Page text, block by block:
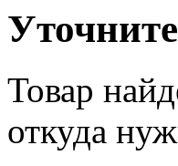
Товар
откуда